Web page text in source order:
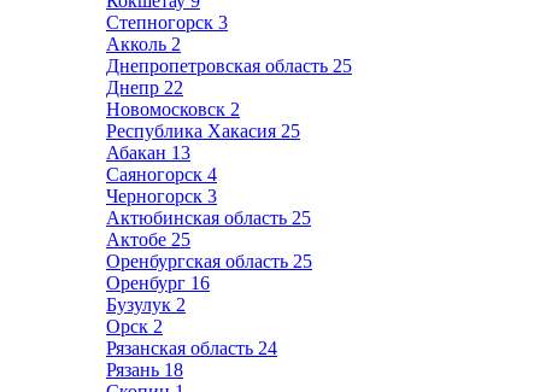
Степногорск 3
Акколь 2
Днепропетровская область 25
Днепр 22
Новомосковск 2
Республика Хакасия 25
Абакан 13
Саяногорск 4
Черногорск 3
Актюбинская область 25
Актобе 25
Оренбургская область 25
Оренбург 16
Бузулук 2
Орск 2
Рязанская область 24
Рязань 18